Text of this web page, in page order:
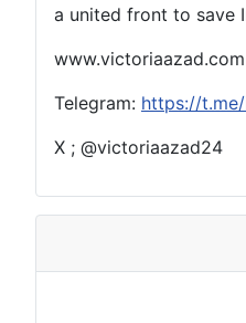
a united front to save
www.victoriaazad.com
Telegram: https://
X ; @victoriaazad24